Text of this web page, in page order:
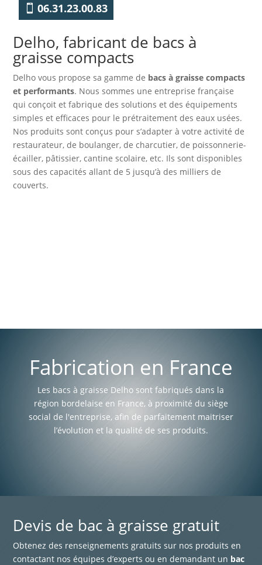
06.31.23.00.83
Delho, fabricant de bacs à
graisse compacts
Delho vous propose sa gamme de bacs à graisse compacts
et performants. Nous sommes une entreprise française
qui conçoit et fabrique des solutions et des équipements
simples et efficaces pour le prétraitement des eaux usées.
Nos produits sont conçus pour s’adapter à votre activité de
restaurateur, de boulanger, de charcutier, de poissonnerie-
écailler, pâtissier, cantine scolaire, etc. Ils sont disponibles
sous des capacités allant de 5 jusqu’à des milliers de
couverts.
Fabrication en France
Les bacs à graisse Delho sont fabriqués dans la
région bordelaise en France, à proximité du siège
social de l'entreprise, afin de parfaitement maitriser
l’évolution et la qualité de ses produits.
Devis de bac à graisse gratuit
Obtenez des renseignements gratuits sur nos produits en
contactant nos équipes d’experts ou en demandant un bac